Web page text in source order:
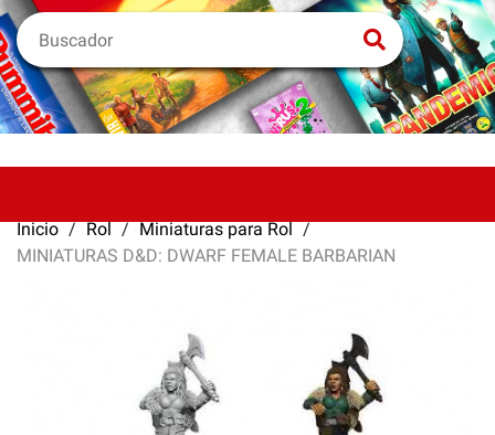
Inicio Rol
Miniaturas para Rol
MINIATURAS D&D: DWARF FEMALE BARBARIAN